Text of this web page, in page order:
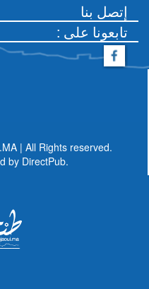
إتصل بنا
: تابعونا على
| All Rights reserved.
by DirectPub.